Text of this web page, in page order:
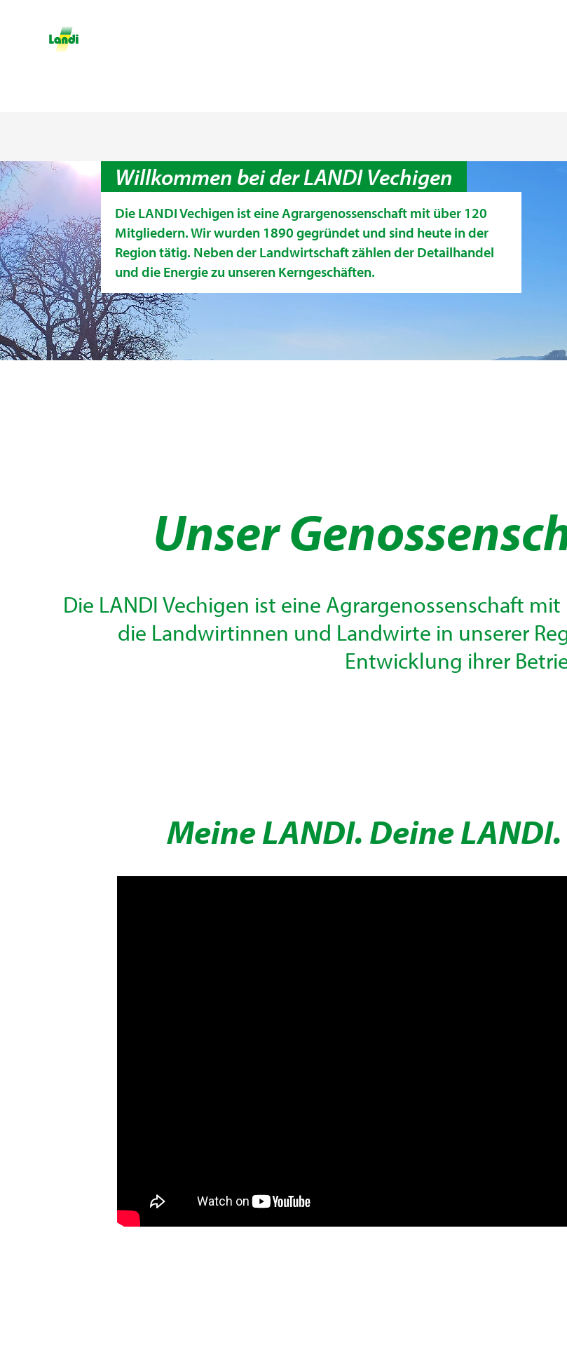
Willkommen bei der LANDI Vechigen
Die LANDI Vechigen ist eine Agrargenossenschaft mit über 120
Mitgliedern. Wir wurden 1890 gegründet und sind heute in der
Region tätig. Neben der Landwirtschaft zählen der Detailhandel
und die Energie zu unseren Kerngeschäften.
Unser
Die LANDI Vechigen ist eine Agrargenossenschaft
die Landwirtinnen und Landwirte in unserer
Entwicklung ihrer
Meine LANDI. Deine